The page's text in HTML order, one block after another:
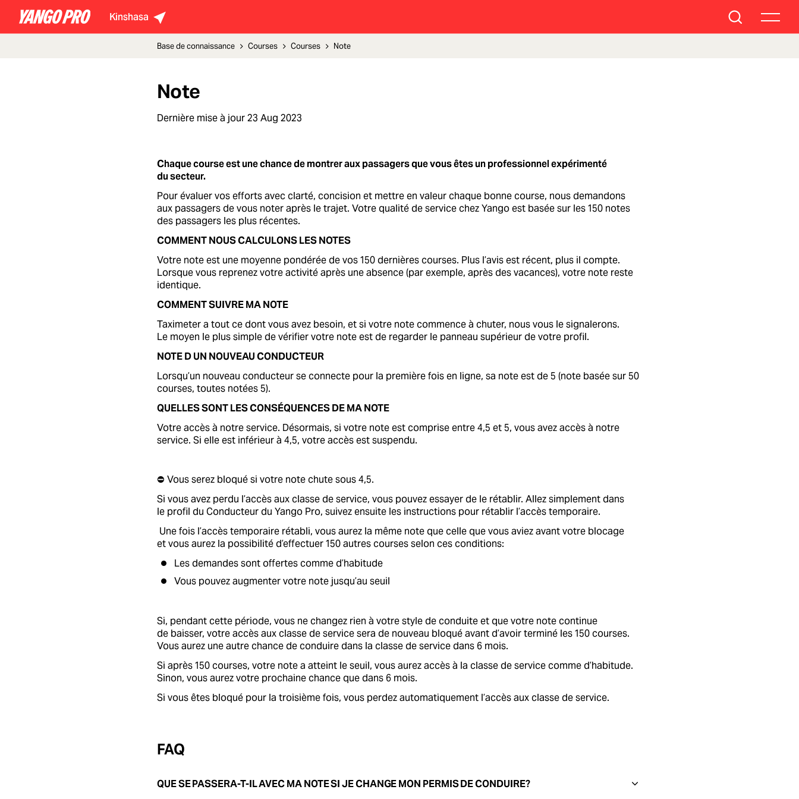
Kinshasa
Base de connaissance Courses Courses Note
Note
Dernière mise à jour 23 Aug 2023
Chaque course est une chance de montrer aux passagers que vous êtes un professionnel expérimenté
du secteur.
Pour évaluer vos efforts avec clarté, concision et mettre en valeur chaque bonne course, nous demandons
aux passagers de vous noter après le trajet. Votre qualité de service chez Yango est basée sur les 150 notes
des passagers les plus récentes.
COMMENT NOUS CALCULONS LES NOTES
Votre note est une moyenne pondérée de vos 150 dernières courses. Plus l’avis est récent, plus il compte.
Lorsque vous reprenez votre activité après une absence (par exemple, après des vacances), votre note reste
identique.
COMMENT SUIVRE MA NOTE
Taximeter a tout ce dont vous avez besoin, et si votre note commence à chuter, nous vous le signalerons.
Le moyen le plus simple de vérifier votre note est de regarder le panneau supérieur de votre profil.
NOTE D UN NOUVEAU CONDUCTEUR
Lorsqu’un nouveau conducteur se connecte pour la première fois en ligne, sa note est de 5 (note basée sur 50
courses, toutes notées 5).
QUELLES SONT LES CONSÉQUENCES DE MA NOTE
Votre accès à notre service. Désormais, si votre note est comprise entre 4,5 et 5, vous avez accès à notre
service. Si elle est inférieur à 4,5, votre accès est suspendu.
⛔ Vous serez bloqué si votre note chute sous 4,5.
Si vous avez perdu l’accès aux classe de service, vous pouvez essayer de le rétablir. Allez simplement dans
le profil du Conducteur du Yango Pro, suivez ensuite les instructions pour rétablir l’accès temporaire.
Une fois l’accès temporaire rétabli, vous aurez la même note que celle que vous aviez avant votre blocage
et vous aurez la possibilité d’effectuer 150 autres courses selon ces conditions:
Les demandes sont offertes comme d’habitude
Vous pouvez augmenter votre note jusqu’au seuil
Si, pendant cette période, vous ne changez rien à votre style de conduite et que votre note continue
de baisser, votre accès aux classe de service sera de nouveau bloqué avant d’avoir terminé les 150 courses.
Vous aurez une autre chance de conduire dans la classe de service dans 6 mois.
Si après 150 courses, votre note a atteint le seuil, vous aurez accès à la classe de service comme d’habitude.
Sinon, vous aurez votre prochaine chance que dans 6 mois.
Si vous êtes bloqué pour la troisième fois, vous perdez automatiquement l’accès aux classe de service.
FAQ
QUE SE PASSERA-T-IL AVEC MA NOTE SI JE CHANGE MON PERMIS DE CONDUIRE?